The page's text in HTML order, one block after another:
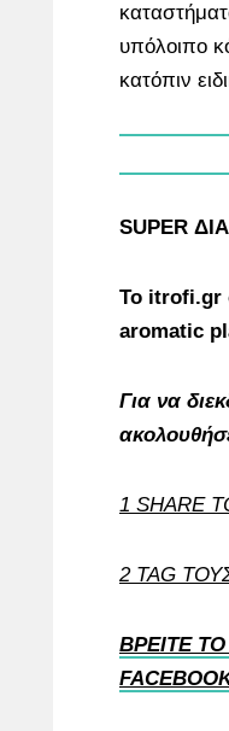
υπόλοιπο
κατόπιν
SUPER
Το itrofi.gr
aromatic
Για να
1 SHARE
2 TAG
ΒΡΕΙΤΕ